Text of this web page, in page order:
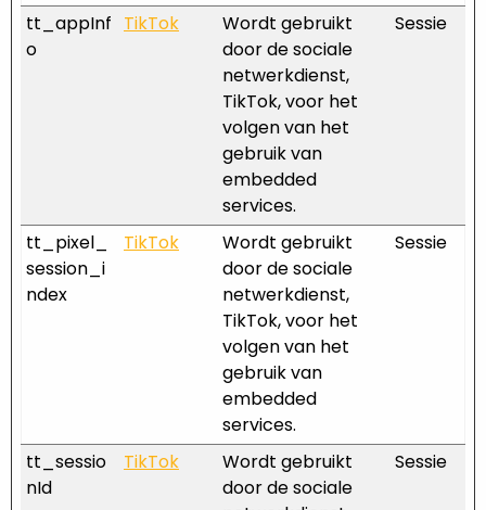
tt_appInf
o
TikTok
Wordt gebruikt
door de sociale
netwerkdienst,
TikTok, voor het
volgen van het
gebruik van
embedded
services.
Sessie
tt_pixel_
session_i
ndex
TikTok
Wordt gebruikt
door de sociale
netwerkdienst,
TikTok, voor het
volgen van het
gebruik van
embedded
services.
Sessie
tt_sessio
nId
TikTok
Wordt gebruikt
door de sociale
Sessie